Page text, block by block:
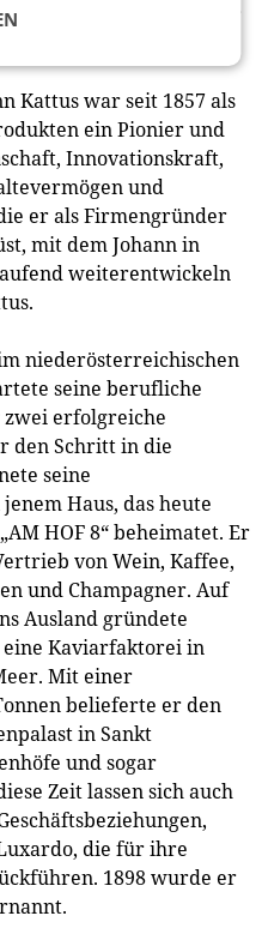
Geschichte und der
Kattus war seit 1857 als
ein Pionier und
Innovationskraft,
und
er als Firmengründer
mit dem Johann in
weiterentwickeln
niederösterreichischen
seine berufliche
erfolgreiche
den Schritt in die
seine
Haus, das heute
HOF 8“ beheimatet. Er
von Wein, Kaffee,
und Champagner. Auf
Ausland gründete
eine Kaviarfaktorei in
Mit einer
belieferte er den
in Sankt
und sogar
Zeit lassen sich auch
die für ihre
1898 wurde er